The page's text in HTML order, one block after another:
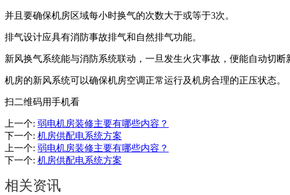
并且要确保机房区域每小时换气的次数大于或等于3次。
排气设计应具有消防事故排气和自然排气功能。
新风换气系统能与消防系统联动，一旦发生火灾事故，便能自动切断
机房的新风系统可以确保机房空调正常运行及机房合理的正压状态。
扫二维码用手机看
上一个: 弱电机房装修主要有哪些内容？
下一个: 机房供配电系统方案
上一个: 弱电机房装修主要有哪些内容？
下一个: 机房供配电系统方案
相关资讯